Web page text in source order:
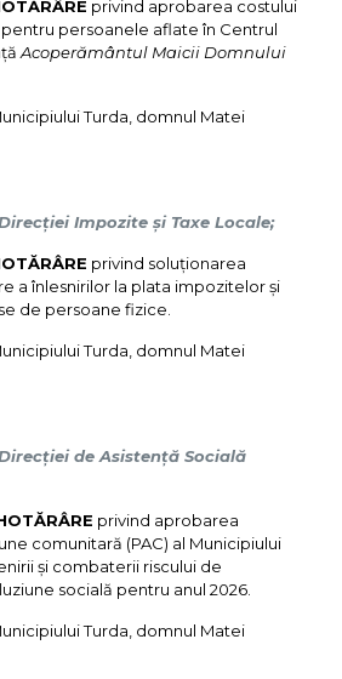
privind aprobarea costului
persoanele aflate în Centrul
Acoperământul Maicii Domnului
Turda, domnul Matei
Impozite și Taxe Locale;
privind soluționarea
a înlesnirilor la plata impozitelor și
de persoane fizice.
Turda, domnul Matei
de Asistență Socială
privind aprobarea
comunitară (PAC) al Municipiului
și combaterii riscului de
socială pentru anul 2026.
Turda, domnul Matei